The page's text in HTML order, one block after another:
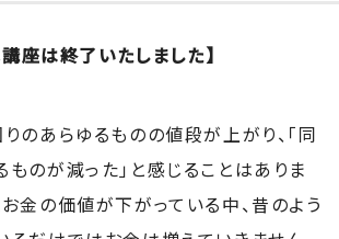
講座は終了いたしました】
のあらゆるものの値段が上がり、「同
のが減った」と感じることはありま
金の価値が下がっている中、昔のよう